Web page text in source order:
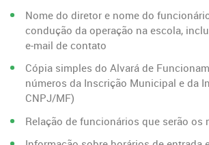
Nome do diretor e nome do
condução da operação na escola,
e-mail de contato
Cópia simples do Alvará de
números da Inscrição Municipal e da
CNPJ/MF)
Relação de funcionários que serão os